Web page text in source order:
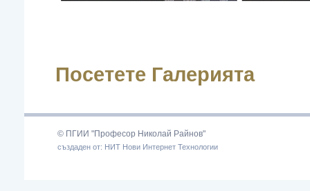
Посетете Галерията
© ПГИИ "Професор Николай Райнов"
създаден от: НИТ Нови Интернет Технологии